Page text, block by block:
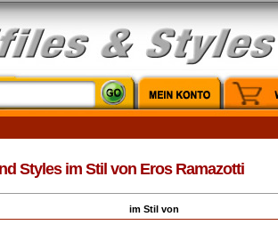
Styles im Stil von Eros Ramazotti
im Stil von